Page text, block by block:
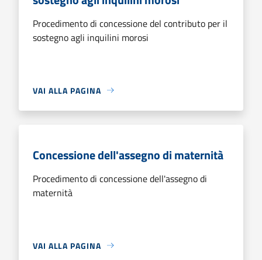
Procedimento di concessione del contributo per il
sostegno agli inquilini morosi
VAI ALLA PAGINA
Concessione dell'assegno di maternità
Procedimento di concessione dell'assegno di
maternità
VAI ALLA PAGINA